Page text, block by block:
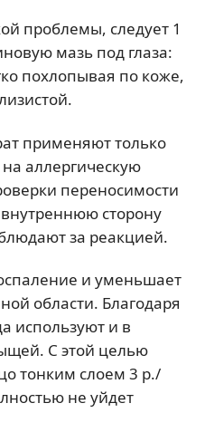
проблемы, следует 1
мазь под глаза:
похлопывая по коже,
применяют только
аллергическую
переносимости
внутреннюю сторону
за реакцией.
и уменьшает
области. Благодаря
используют и в
С этой целью
тонким слоем 3 р./
не уйдет